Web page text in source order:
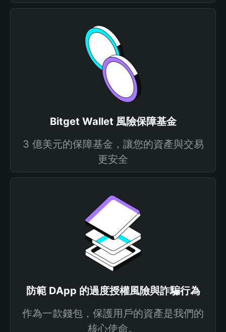
Bitget Wallet 風險保障基金
3 億美元的保障基金，讓您的資產與交易
更安全
防範 DApp 的過度授權風險與詐騙行為
作為一款錢包，保護用戶的資產是我們的
核心使命。